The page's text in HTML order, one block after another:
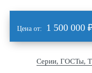
Цена от: 1 500 000
Серии, ГОСТы,